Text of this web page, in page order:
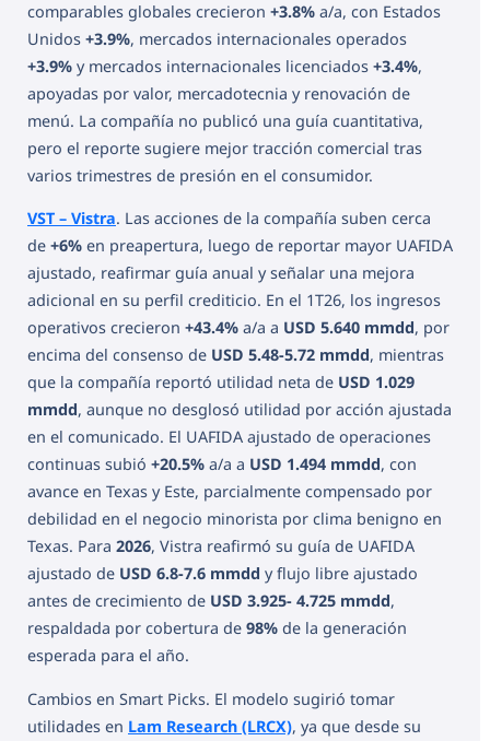
comparables globales crecieron +3.8% a/a, con Estados
Unidos +3.9%, mercados internacionales operados
+3.9% y mercados internacionales licenciados +3.4%,
apoyadas por valor, mercadotecnia y renovación de
menú. La compañía no publicó una guía cuantitativa,
pero el reporte sugiere mejor tracción comercial tras
varios trimestres de presión en el consumidor.
VST – Vistra. Las acciones de la compañía suben cerca
de +6% en preapertura, luego de reportar mayor UAFIDA
ajustado, reafirmar guía anual y señalar una mejora
adicional en su perfil crediticio. En el 1T26, los ingresos
operativos crecieron +43.4% a/a a USD 5.640 mmdd, por
encima del consenso de USD 5.48-5.72 mmdd, mientras
que la compañía reportó utilidad neta de USD 1.029
mmdd, aunque no desglosó utilidad por acción ajustada
en el comunicado. El UAFIDA ajustado de operaciones
continuas subió +20.5% a/a a USD 1.494 mmdd, con
avance en Texas y Este, parcialmente compensado por
debilidad en el negocio minorista por clima benigno en
Texas. Para 2026, Vistra reafirmó su guía de UAFIDA
ajustado de USD 6.8-7.6 mmdd y flujo libre ajustado
antes de crecimiento de USD 3.925- 4.725 mmdd,
respaldada por cobertura de 98% de la generación
esperada para el año.
Cambios en Smart Picks. El modelo sugirió tomar
utilidades en Lam Research (LRCX), ya que desde su